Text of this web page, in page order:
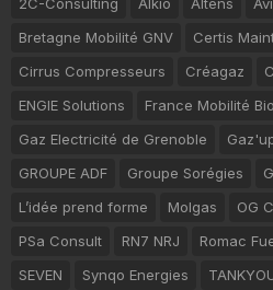
Bretagne Mobilité GNV
Certis
Cirrus Compresseurs
Créagaz
ENGIE Solutions
France Mobilité
Gaz Electricité de Grenoble
GROUPE ADF
Groupe Sorégies
L’idée prend forme
Molgas OG
PSa Consult
RN7 NRJ Romac
SEVEN
Synqo Energies